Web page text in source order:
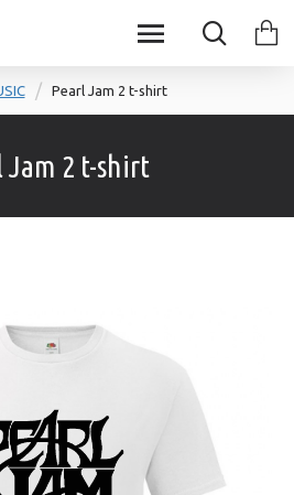
Pearl Jam 2 t-shirt
Jam 2 t-shirt